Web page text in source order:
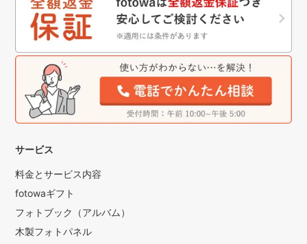
サービス
料金とサービス内容
fotowaギフト
フォトブック（アルバム）
木製フォトパネル